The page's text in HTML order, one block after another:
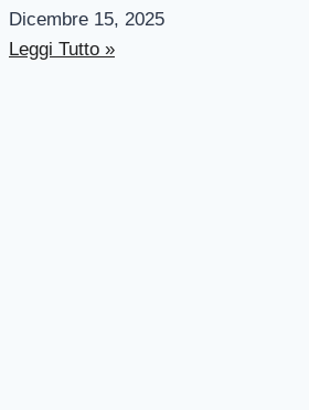
Dicembre 15, 2025
Leggi Tutto »